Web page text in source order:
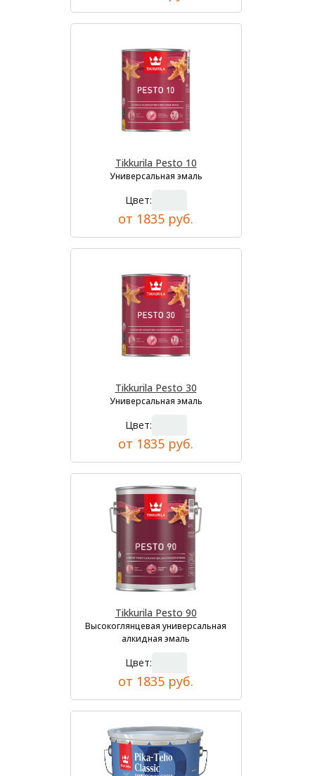
Tikkurila Pesto 10
Универсальная эмаль
Цвет:
от 1835 руб.
Tikkurila Pesto 30
Универсальная эмаль
Цвет:
от 1835 руб.
Tikkurila Pesto 90
Высокоглянцевая универсальная
алкидная эмаль
Цвет:
от 1835 руб.